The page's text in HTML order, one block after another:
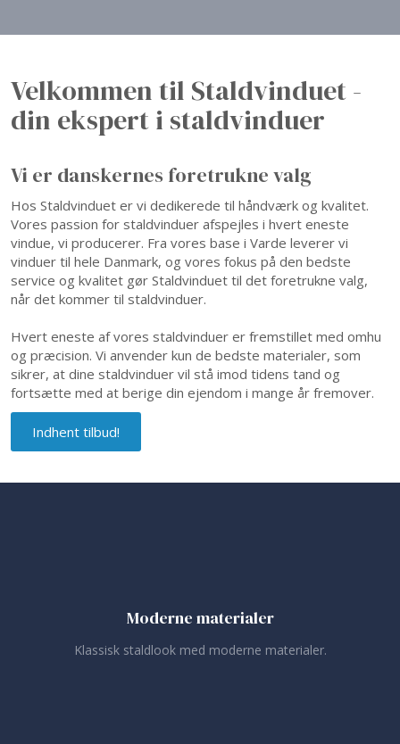
Velkommen til Staldvinduet -
din ekspert i staldvinduer
Vi er danskernes foretrukne valg
Hos Staldvinduet er vi dedikerede til håndværk og kvalitet.
Vores passion for staldvinduer afspejles i hvert eneste
vindue, vi producerer. Fra vores base i Varde leverer vi
vinduer til hele Danmark, og vores fokus på den bedste
service og kvalitet gør Staldvinduet til det foretrukne valg,
når det kommer til staldvinduer.
Hvert eneste af vores staldvinduer er fremstillet med omhu
og præcision. Vi anvender kun de bedste materialer, som
sikrer, at dine staldvinduer vil stå imod tidens tand og
fortsætte med at berige din ejendom i mange år fremover.​
Indhent tilbud!​
Moderne materialer
Klassisk staldlook med moderne materialer.